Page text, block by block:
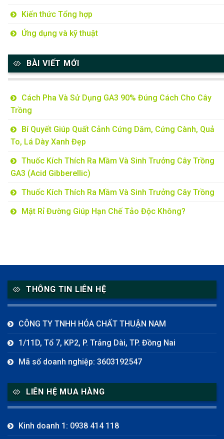
Kiến thức Tổng hợp
Ứng dụng và kỹ thuật
BÀI VIẾT MỚI
Cách Pha Và Sử Dụng GA3 90% Đúng Cách Cho Cây
Trồng
Bí Quyết Giúp Quất Cảnh Cứng Dăm, Cứng Cành, Quả
To, Lá Dày Xanh Đẹp
Thuốc Kích Thích Ra Mầm Và Sinh Trưởng Cây Trồng
GA3 (Acid Gibberellic)
Thuốc Kích Thích Ra Mầm Và Sinh Trưởng Cây Trồng
Mật Rỉ Đường Giúp Hạn Chế Tảo Độc Không?
THÔNG TIN LIÊN HỆ
CÔNG TY TNHH HÓA CHẤT THUẬN NAM
1/11D, Tổ 7, KP2, P. Trảng Dài, TP. Đồng Nai
Mã số doanh nghiệp: 3603192547
LIÊN HỆ MUA HÀNG
Kinh doanh 1: 0938 414 118